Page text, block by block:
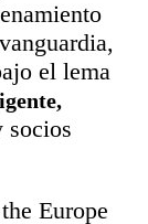
el lema
socios